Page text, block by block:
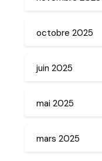
octobre 2025
juin 2025
mai 2025
mars 2025